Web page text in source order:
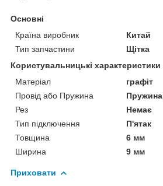
Основні
Країна виробник
Китай
Тип запчастини
Щітка
Користувальницькі характеристики
Матеріал
графіт
Провід або Пружина
Пружина
Рез
Немає
Тип підключення
П'ятак
Товщина
6 мм
Ширина
9 мм
Приховати